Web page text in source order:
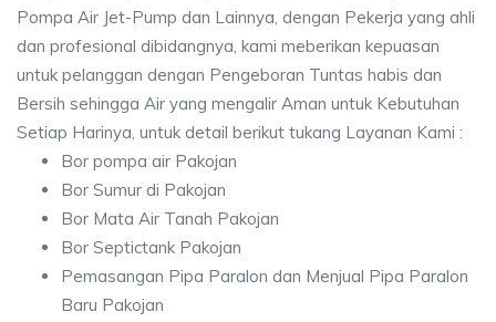
Pompa Air Jet-Pump dan Lainnya, dengan Pekerja yang ahli
dan profesional dibidangnya, kami meberikan kepuasan
untuk pelanggan dengan Pengeboran Tuntas habis dan
Bersih sehingga Air yang mengalir Aman untuk Kebutuhan
Setiap Harinya, untuk detail berikut tukang Layanan Kami :
Bor pompa air Pakojan
Bor Sumur di Pakojan
Bor Mata Air Tanah Pakojan
Bor Septictank Pakojan
Pemasangan Pipa Paralon dan Menjual Pipa Paralon
Baru Pakojan